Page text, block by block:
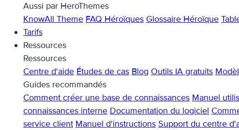
Aussi par HeroThemes
KnowAll Theme FAQ Héroïques Glossaire Héroïque
Tarifs
Ressources
Ressources
Centre d'aide Études de cas Blog Outils IA gratuits
Guides recommandés
Comment créer une base de connaissances Manuel
connaissances interne Documentation du logiciel
service client Manuel d'instructions Support du centre